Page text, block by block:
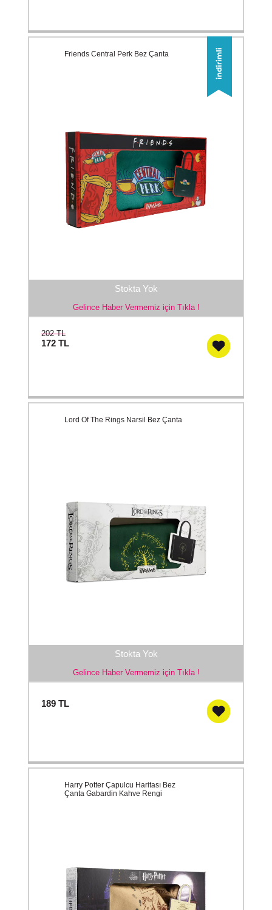
Stokta Yok
Gelince Haber Vermemiz için Tıkla !
Friends Central Perk Bez Çanta
202 TL
172 TL
Stokta Yok
Gelince Haber Vermemiz için Tıkla !
Lord Of The Rings Narsil Bez Çanta
189 TL
Harry Potter Çapulcu Haritası Bez
Çanta Gabardin Kahve Rengi